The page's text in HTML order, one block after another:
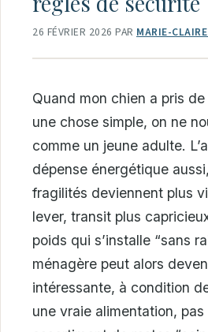
26 FÉVRIER 2026 PAR MARIE-
Quand mon chien a pris de
une chose simple, on ne
comme un jeune adulte.
dépense énergétique
fragilités deviennent plus
lever, transit plus
poids qui s’installe “sans
ménagère peut alors
intéressante, à condition
une vraie alimentation, pas